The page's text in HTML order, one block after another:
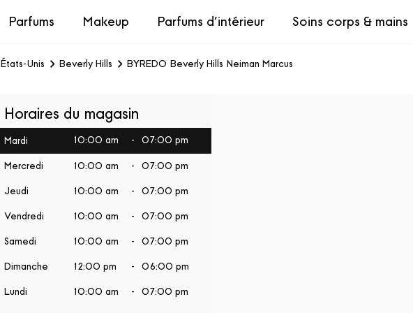
Parfums Makeup Parfums d’intérieur Soins corps & mains
États-Unis Beverly Hills BYREDO Beverly Hills Neiman Marcus
Horaires du magasin
Mardi 10:00 am - 07:00 pm
Mercredi 10:00 am - 07:00 pm
Jeudi 10:00 am - 07:00 pm
Vendredi 10:00 am - 07:00 pm
Samedi 10:00 am - 07:00 pm
Dimanche 12:00 pm - 06:00 pm
Lundi 10:00 am - 07:00 pm